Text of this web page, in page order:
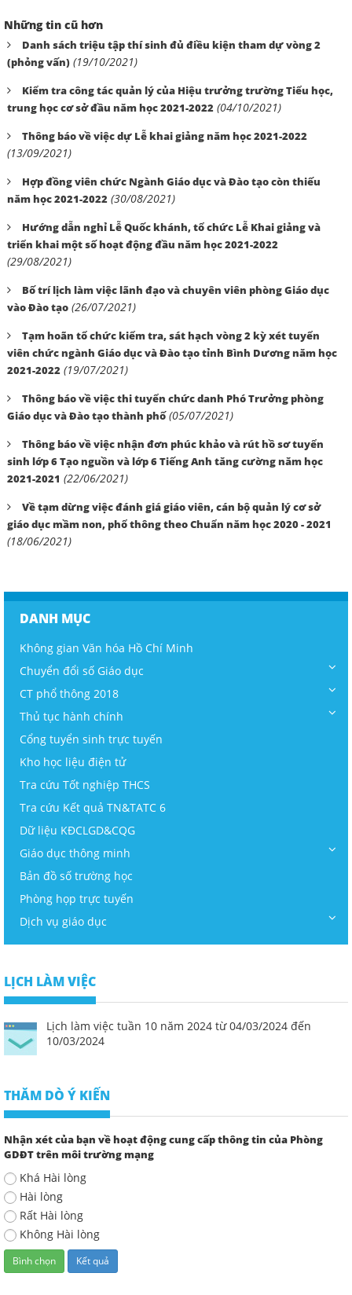
Những tin cũ hơn
Danh sách triệu tập thí sinh đủ điều kiện tham dự vòng 2
(phỏng vấn) (19/10/2021)
Kiểm tra công tác quản lý của Hiệu trưởng trường Tiểu học,
trung học cơ sở đầu năm học 2021-2022 (04/10/2021)
Thông báo về việc dự Lễ khai giảng năm học 2021-2022
(13/09/2021)
Hợp đồng viên chức Ngành Giáo dục và Đào tạo còn thiếu
năm học 2021-2022 (30/08/2021)
Hướng dẫn nghỉ Lễ Quốc khánh, tổ chức Lễ Khai giảng và
triển khai một số hoạt động đầu năm học 2021-2022
(29/08/2021)
Bố trí lịch làm việc lãnh đạo và chuyên viên phòng Giáo dục
vào Đào tạo (26/07/2021)
Tạm hoãn tổ chức kiểm tra, sát hạch vòng 2 kỳ xét tuyển
viên chức ngành Giáo dục và Đào tạo tỉnh Bình Dương năm học
2021-2022 (19/07/2021)
Thông báo về việc thi tuyển chức danh Phó Trưởng phòng
Giáo dục và Đào tạo thành phố (05/07/2021)
Thông báo về việc nhận đơn phúc khảo và rút hồ sơ tuyển
sinh lớp 6 Tạo nguồn và lớp 6 Tiếng Anh tăng cường năm học
2021-2021 (22/06/2021)
Về tạm dừng việc đánh giá giáo viên, cán bộ quản lý cơ sở
giáo dục mầm non, phổ thông theo Chuẩn năm học 2020 - 2021
(18/06/2021)
DANH MỤC
Không gian Văn hóa Hồ Chí Minh
Chuyển đổi số Giáo dục
CT phổ thông 2018
Thủ tục hành chính
Cổng tuyển sinh trực tuyến
Kho học liệu điện tử
Tra cứu Tốt nghiệp THCS
Tra cứu Kết quả TN&TATC 6
Dữ liệu KĐCLGD&CQG
Giáo dục thông minh
Bản đồ số trường học
Phòng họp trực tuyến
Dịch vụ giáo dục
LỊCH LÀM VIỆC
Lịch làm việc tuần 10 năm 2024 từ 04/03/2024 đến
10/03/2024
THĂM DÒ Ý KIẾN
Nhận xét của bạn về hoạt động cung cấp thông tin của Phòng
GDĐT trên môi trường mạng
Khá Hài lòng
Hài lòng
Rất Hài lòng
Không Hài lòng